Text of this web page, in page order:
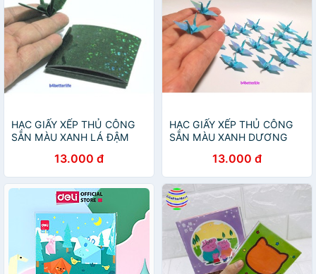
HẠC GIẤY XẾP THỦ CÔNG
SẴN MÀU XANH LÁ ĐẬM
13.000 đ
HẠC GIẤY XẾP THỦ CÔNG
SẴN MÀU XANH DƯƠNG
13.000 đ